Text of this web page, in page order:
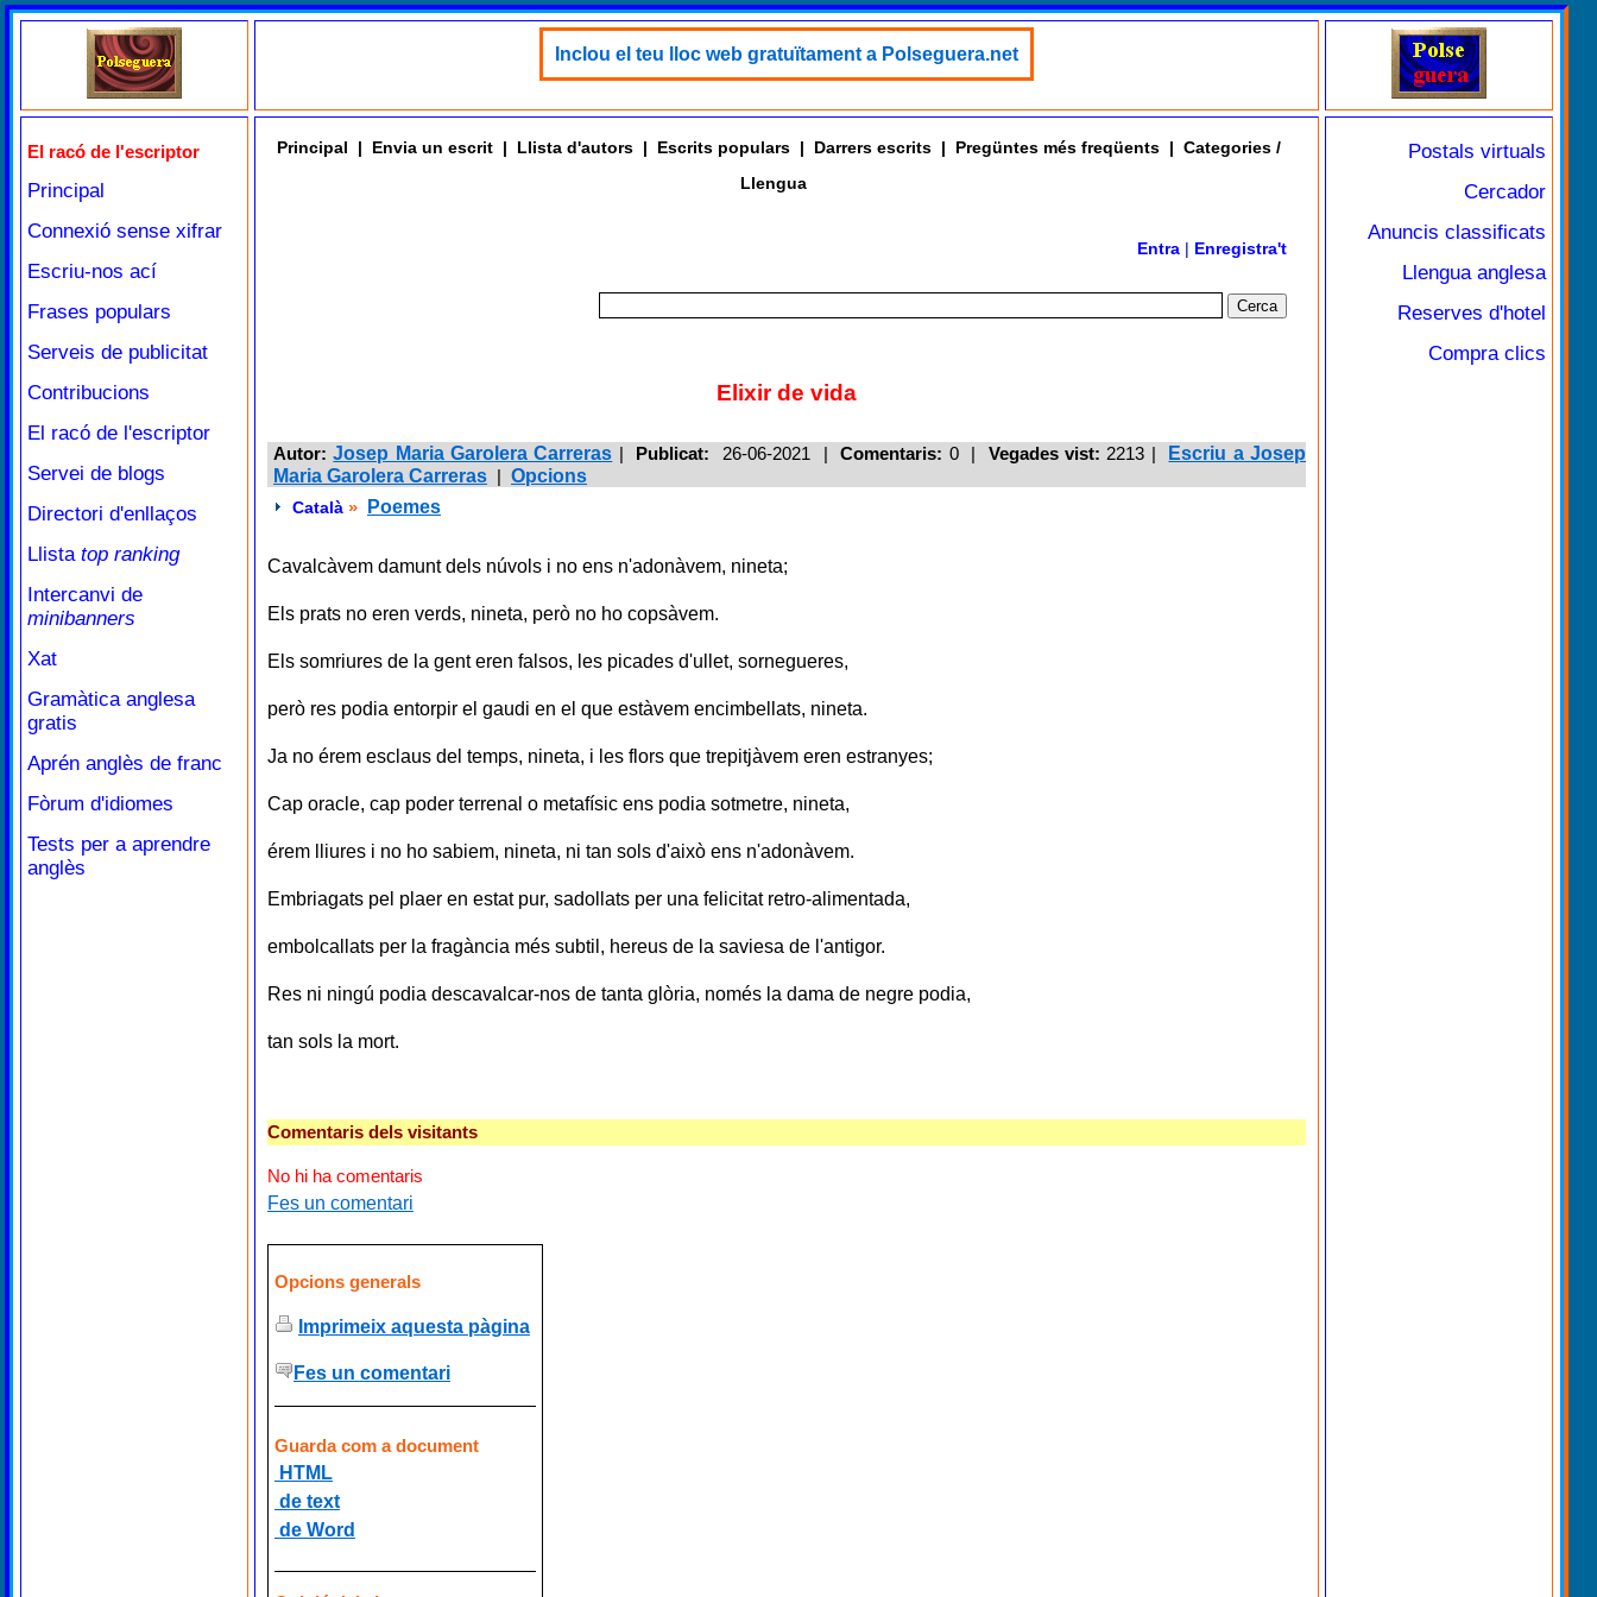
Inclou el teu lloc web gratuïtament a Polseguera.net
El racó de l'escriptor
Principal
Connexió sense xifrar
Escriu-nos ací
Frases populars
Serveis de publicitat
Contribucions
El racó de l'escriptor
Servei de blogs
Directori d'enllaços
Llista top ranking
Intercanvi de
minibanners
Xat
Gramàtica anglesa
gratis
Aprén anglès de franc
Fòrum d'idiomes
Tests per a aprendre
anglès
Principal | Envia un escrit | Llista d'autors | Escrits populars | Darrers escrits | Pregüntes més freqüents | Categories /
Llengua
Entra | Enregistra't
Elixir de vida
Autor:Josep Maria Garolera Carreras | Publicat: 26-06-2021 |Comentaris: 0 | Vegades vist: 2213 |
Escriu a Josep
Maria Garolera Carreras | Opcions
Català » Poemes
Cavalcàvem damunt dels núvols i no ens n'adonàvem, nineta;
Els prats no eren verds, nineta, però no ho copsàvem.
Els somriures de la gent eren falsos, les picades d'ullet, sornegueres,
però res podia entorpir el gaudi en el que estàvem encimbellats, nineta.
Ja no érem esclaus del temps, nineta, i les flors que trepitjàvem eren estranyes;
Cap oracle, cap poder terrenal o metafísic ens podia sotmetre, nineta,
érem lliures i no ho sabiem, nineta, ni tan sols d'això ens n'adonàvem.
Embriagats pel plaer en estat pur, sadollats per una felicitat retro-alimentada,
embolcallats per la fragància més subtil, hereus de la saviesa de l'antigor.
Res ni ningú podia descavalcar-nos de tanta glòria, només la dama de negre podia,
tan sols la mort.
Comentaris dels visitants
No hi ha comentaris
Fes un comentari
Opcions generals
Imprimeix aquesta pàgina
Fes un comentari
Guarda com a document
HTML
de text
de Word
Postals virtuals
Cercador
Anuncis classificats
Llengua anglesa
Reserves d'hotel
Compra clics